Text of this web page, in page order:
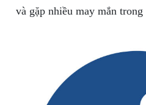
và gặp nhiều may mắn trong